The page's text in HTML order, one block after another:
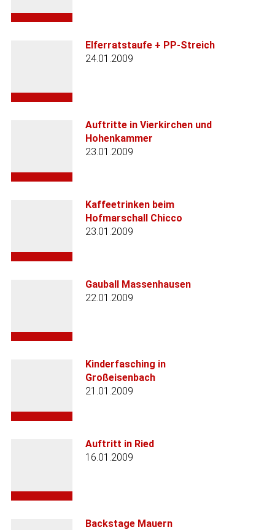
Elferratstaufe + PP-Streich
24.01.2009
Auftritte in Vierkirchen und
Hohenkammer
23.01.2009
Kaffeetrinken beim
Hofmarschall Chicco
23.01.2009
Gauball Massenhausen
22.01.2009
Kinderfasching in
Großeisenbach
21.01.2009
Auftritt in Ried
16.01.2009
Backstage Mauern